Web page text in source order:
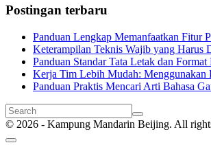
Postingan terbaru
Panduan Lengkap Memanfaatkan Fitur
Keterampilan Teknis Wajib yang Harus
Panduan Standar Tata Letak dan
Kerja Tim Lebih Mudah: Menggunakan
Panduan Praktis Mencari Arti Bahasa
© 2026 - Kampung Mandarin Beijing. All